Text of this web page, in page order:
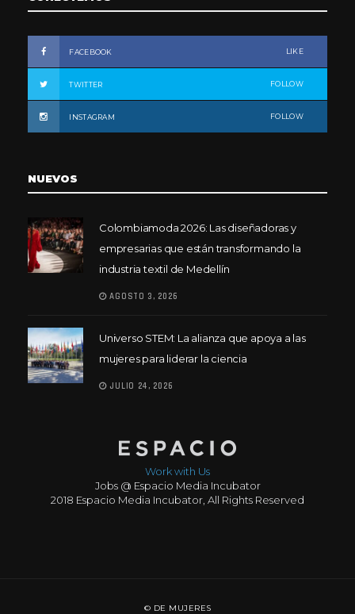
FACEBOOK LIKE
TWITTER FOLLOW
INSTAGRAM FOLLOW
NUEVOS
Colombiamoda 2026: Las diseñadoras y
empresarias que están transformando la
industria textil de Medellín
AGOSTO 3, 2026
Universo STEM: La alianza que apoya a las
mujeres para liderar la ciencia
JULIO 24, 2026
Work with Us
Jobs @ Espacio Media Incubator
2018 Espacio Media Incubator, All Rights Reserved
© DE MUJERES